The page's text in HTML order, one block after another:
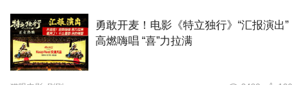
勇敢开麦！电影《特立独行》“汇报演出”
高燃嗨唱 “喜”力拉满